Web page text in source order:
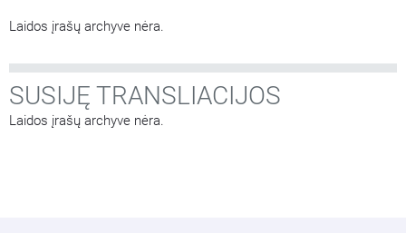
Laidos įrašų archyve nėra.
SUSIJĘ TRANSLIACIJOS
Laidos įrašų archyve nėra.